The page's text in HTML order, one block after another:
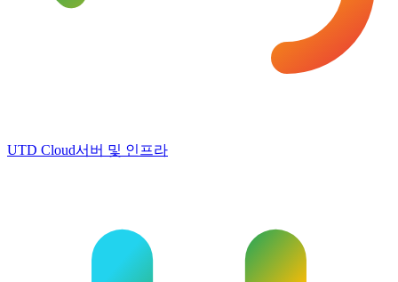
UTD Cloud서버 및 인프라